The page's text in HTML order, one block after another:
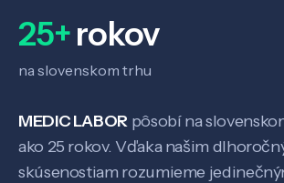
25+rokov
na slovenskom trhu
MEDIC LABOR pôsobí na
ako 25 rokov. Vďaka našim
skúsenostiam rozumieme